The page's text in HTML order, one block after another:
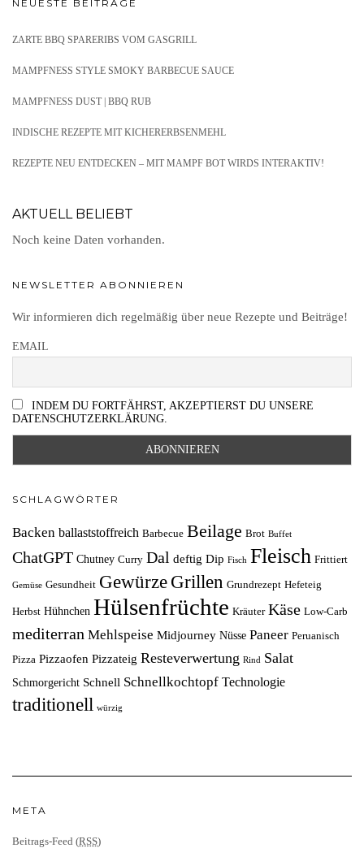
NEUESTE BEITRÄGE
ZARTE BBQ SPARERIBS VOM GASGRILL
MAMPFNESS STYLE SMOKY BARBECUE SAUCE
MAMPFNESS DUST | BBQ RUB
INDISCHE REZEPTE MIT KICHERERBSENMEHL
REZEPTE NEU ENTDECKEN – MIT MAMPF BOT WIRDS INTERAKTIV!
AKTUELL BELIEBT
Noch keine Daten vorhanden.
NEWSLETTER ABONNIEREN
Wir informieren dich regelmäßig über neue Rezepte und Beiträge!
EMAIL
INDEM DU FORTFÄHRST, AKZEPTIERST DU UNSERE
DATENSCHUTZERKLÄRUNG.
SCHLAGWÖRTER
Backen ballaststoffreich Barbecue Beilage Brot Buffet
ChatGPT Chutney Curry Dal deftig Dip Fisch Fleisch Frittiert
Gemüse Gesundheit Gewürze Grillen Grundrezept Hefeteig
Herbst Hühnchen Hülsenfrüchte Kräuter Käse Low-Carb
mediterran Mehlspeise Midjourney Nüsse Paneer Peruanisch
Pizza Pizzaofen Pizzateig Resteverwertung Rind Salat
Schmorgericht Schnell Schnellkochtopf Technologie
traditionell würzig
META
Beitrags-Feed (RSS)